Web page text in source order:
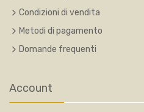
Condizioni di vendita
Metodi di pagamento
Domande frequenti
Account